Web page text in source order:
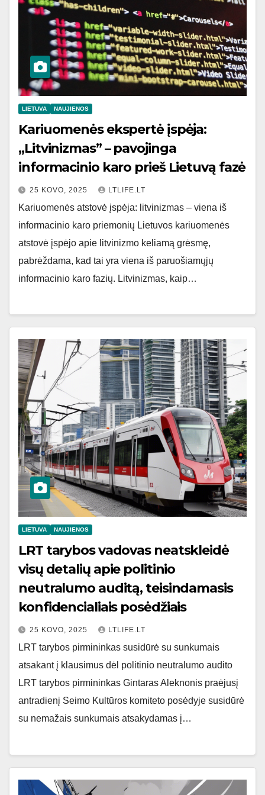
LIETUVA NAUJIENOS
Kariuomenės ekspertė įspėja:
„Litvinizmas” – pavojinga
informacinio karo prieš Lietuvą fazė
25 KOVO, 2025 LTLIFE.LT
Kariuomenės atstovė įspėja: litvinizmas – viena iš
informacinio karo priemonių Lietuvos kariuomenės
atstovė įspėjo apie litvinizmo keliamą grėsmę,
pabrėždama, kad tai yra viena iš paruošiamųjų
informacinio karo fazių. Litvinizmas, kaip…
LIETUVA NAUJIENOS
LRT tarybos vadovas neatskleidė
visų detalių apie politinio
neutralumo auditą, teisindamasis
konfidencialiais posėdžiais
25 KOVO, 2025 LTLIFE.LT
LRT tarybos pirmininkas susidūrė su sunkumais
atsakant į klausimus dėl politinio neutralumo audito
LRT tarybos pirmininkas Gintaras Aleknonis praėjusį
antradienį Seimo Kultūros komiteto posėdyje susidūrė
su nemažais sunkumais atsakydamas į…